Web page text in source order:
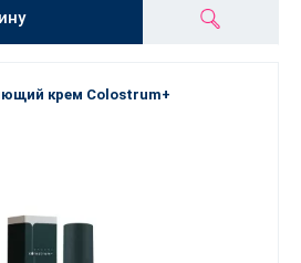
крем Colostrum+